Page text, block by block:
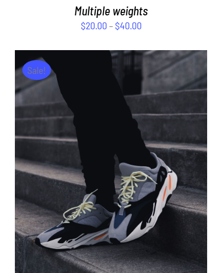
Multiple weights
$20.00 – $40.00
Sale!
AJOUTER AU PANIER / DÉTAILS